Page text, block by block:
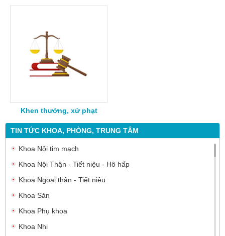
TIN TỨC KHOA, PHÒNG, TRUNG TÂM
Khoa Nội tim mạch
Khoa Nội Thận - Tiết niệu - Hô hấp
Khoa Ngoại thận - Tiết niệu
Khoa Sản
Khoa Phụ khoa
Khoa Nhi
Khen thưởng, xử phạt